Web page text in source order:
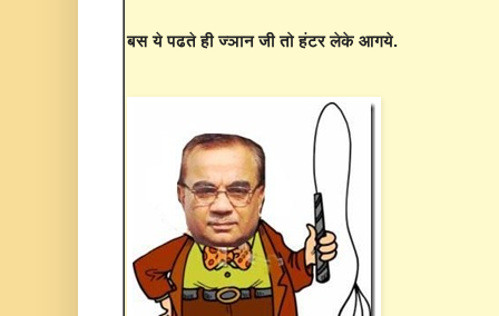
बस ये पढते ही ज्ञान जी तो हंटर लेके आगये.